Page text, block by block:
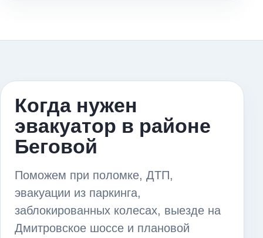
Когда нужен
эвакуатор в районе
Беговой
Поможем при поломке, ДТП,
эвакуации из паркинга,
заблокированных колесах, выезде на
Дмитровское шоссе и плановой